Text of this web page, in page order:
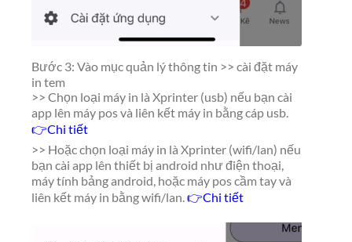
Bước 3: Vào mục quản lý thông tin >> cài đặt máy
in tem
>> Chọn loại máy in là Xprinter (usb) nếu bạn cài
app lên máy pos và liên kết máy in bằng cáp usb.
👉Chi tiết
>> Hoặc chọn loại máy in là Xprinter (wifi/lan) nếu
bạn cài app lên thiết bị android như điện thoại,
máy tính bảng android, hoặc máy pos cầm tay và
liên kết máy in bằng wifi/lan. 👉Chi tiết